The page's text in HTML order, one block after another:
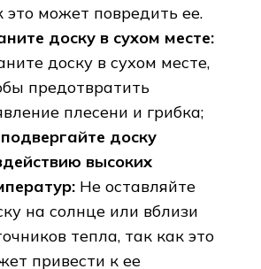
это может повредить ее.
доску в сухом месте:
доску в сухом месте,
предотвратить
плесени и грибка;
доску
высоких
Не оставляйте
на солнце или вблизи
тепла, так как это
привести к ее